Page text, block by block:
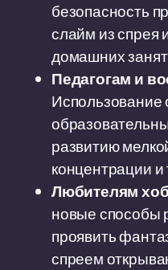
безопасность
слайм из
домашних
Педагогам и
Использование
развитию
концентрации
Любителям
новые способы
проявить
спреем